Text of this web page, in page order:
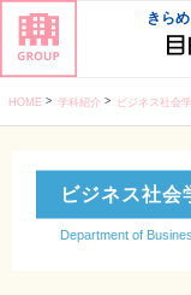
きら
HOME 学科紹介 ビジネス社会
ビジネス社会
Department of